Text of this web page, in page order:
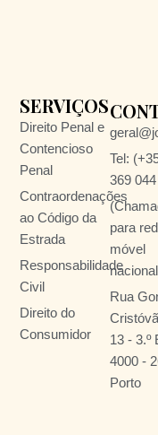
SERVIÇOS
Direito Penal e
Contencioso
Penal
Contraordenações
ao Código da
Estrada
Responsabilidade
Civil
Direito do
Consumidor
Tel:
369 044
para
móvel
Rua
13 - 3.º
4000 -
Porto